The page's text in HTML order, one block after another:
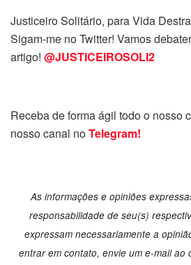
Justiceiro Solitário, para Vida
Sigam-me no Twitter! Vamos
artigo! @JUSTICEIROSOLI2
Receba de forma ágil todo o nosso
nosso canal noTelegram!
As informações e opiniões
responsabilidade de seu(s)
expressam necessariamente a
entrar em contato, envie um e-mail ao